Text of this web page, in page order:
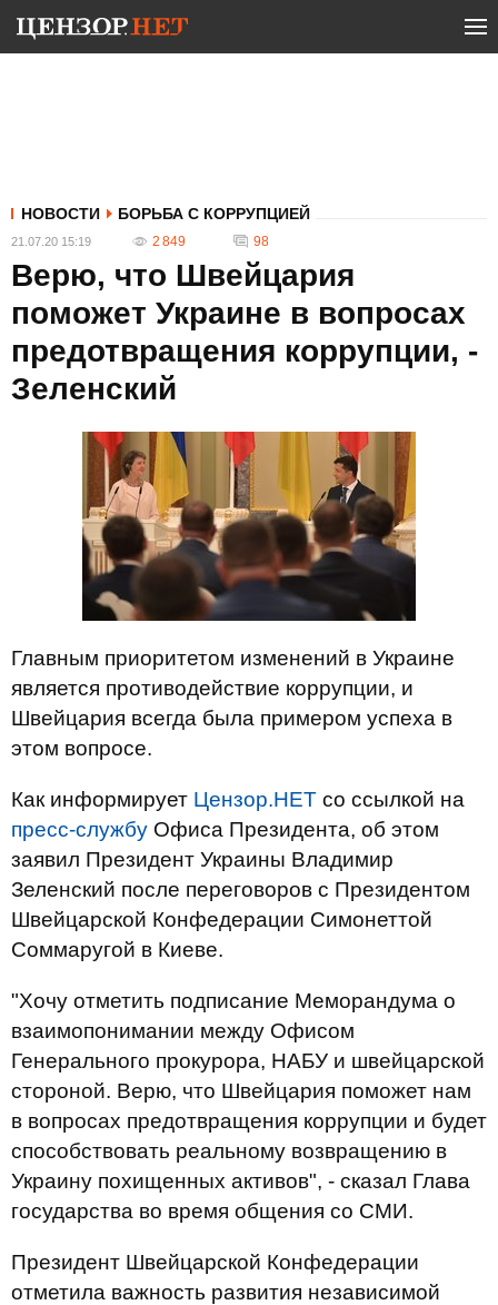
НОВОСТИ БОРЬБА С КОРРУПЦИЕЙ
21.07.20 15:19 2 849 98
Верю, что Швейцария
поможет Украине в вопросах
предотвращения коррупции, -
Зеленский
Главным приоритетом изменений в Украине
является противодействие коррупции, и
Швейцария всегда была примером успеха в
этом вопросе.
Как информирует Цензор.НЕТ со ссылкой на
пресс-службу Офиса Президента, об этом
заявил Президент Украины Владимир
Зеленский после переговоров с Президентом
Швейцарской Конфедерации Симонеттой
Соммаругой в Киеве.
"Хочу отметить подписание Меморандума о
взаимопонимании между Офисом
Генерального прокурора, НАБУ и швейцарской
стороной. Верю, что Швейцария поможет нам
в вопросах предотвращения коррупции и будет
способствовать реальному возвращению в
Украину похищенных активов", - сказал Глава
государства во время общения со СМИ.
Президент Швейцарской Конфедерации
отметила важность развития независимой